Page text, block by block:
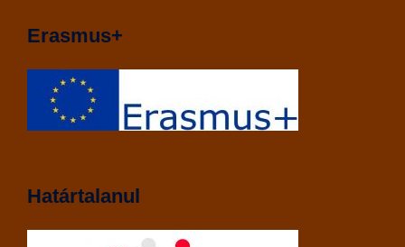
Erasmus+
Határtalanul